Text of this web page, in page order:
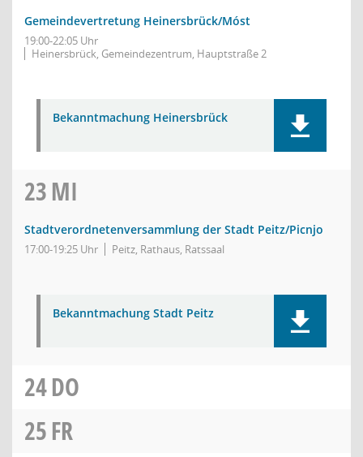
Gemeindevertretung Heinersbrück/Móst
19:00-22:05 Uhr
Heinersbrück, Gemeindezentrum, Hauptstraße 2
Bekanntmachung Heinersbrück
23MI
Stadtverordnetenversammlung der Stadt Peitz/Picnjo
17:00-19:25 Uhr Peitz, Rathaus, Ratssaal
Bekanntmachung Stadt Peitz
24DO
25FR